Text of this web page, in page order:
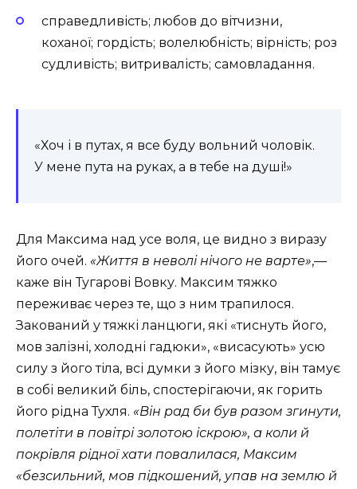
справедливість;любов до вітчизни,
коханої; гордість; волелюбність; вірність; роз
судливість; витривалість; самовладання.
«Хоч і в путах, я все буду вольний чоловік.
У мене пута на руках, а в тебе на душі!»
Для Максима над усе воля, це видно з виразу
його очей. «Життя в неволі нічого не варте»,—
каже він Тугарові Вовку. Максим тяжко
переживає через те, що з ним трапилося.
Закований у тяжкі ланцюги, які «тиснуть його,
мов залізні, холодні гадюки», «висасують» усю
силу з його тіла, всі думки з його мізку, він тамує
в собі великий біль, спостерігаючи, як горить
його рідна Тухля. «Він рад би був разом згинути,
полетіти в повітрі золотою іскрою», а коли й
покрівля рідної хати повалилася, Максим
«безсильний, мов підкошений, упав на землю й